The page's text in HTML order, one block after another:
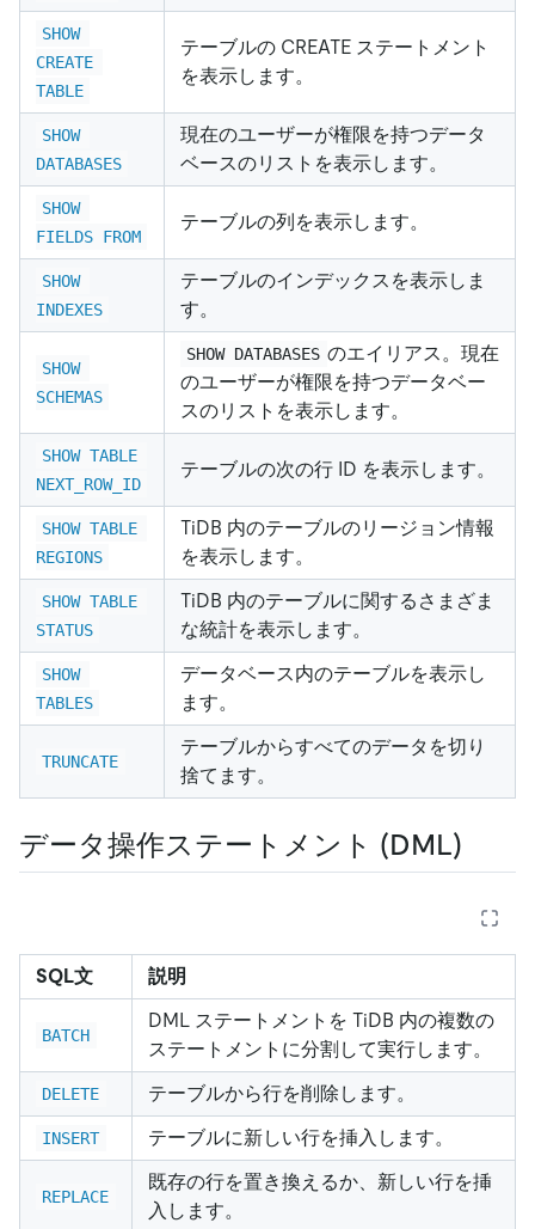
SHOW
CREATE
TABLE
テーブルの CREATE ステートメント
を表示します。
SHOW
DATABASES
現在のユーザーが権限を持つデータ
ベースのリストを表示します。
SHOW
FIELDS FROM
テーブルの列を表示します。
SHOW
INDEXES
テーブルのインデックスを表示しま
す。
SHOW
SCHEMAS
SHOW DATABASES のエイリアス。現在
のユーザーが権限を持つデータベー
スのリストを表示します。
SHOW TABLE
NEXT_ROW_ID
テーブルの次の行 ID を表示します。
SHOW TABLE
REGIONS
TiDB 内のテーブルのリージョン情報
を表示します。
SHOW TABLE
STATUS
TiDB 内のテーブルに関するさまざま
な統計を表示します。
SHOW
TABLES
データベース内のテーブルを表示し
ます。
TRUNCATE
テーブルからすべてのデータを切り
捨てます。
データ操作ステートメント (DML)
SQL文 説明
BATCH
DML ステートメントを TiDB 内の複数の
ステートメントに分割して実行します。
DELETE テーブルから行を削除します。
INSERT テーブルに新しい行を挿入します。
REPLACE
既存の行を置き換えるか、新しい行を挿
入します。